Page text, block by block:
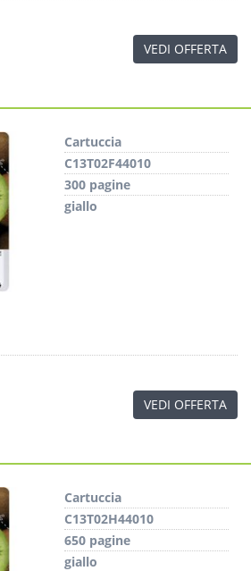
VEDI OFFERTA
Cartuccia
C13T02F44010
300 pagine
giallo
VEDI OFFERTA
Cartuccia
C13T02H44010
650 pagine
giallo